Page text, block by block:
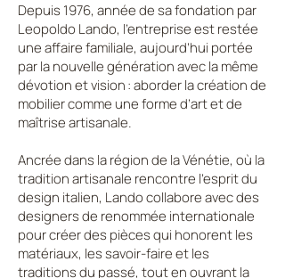
Depuis 1976, année de sa fondation par
Leopoldo Lando, l’entreprise est restée
une affaire familiale, aujourd’hui portée
par la nouvelle génération avec la même
dévotion et vision : aborder la création de
mobilier comme une forme d’art et de
maîtrise artisanale.
Ancrée dans la région de la Vénétie, où la
tradition artisanale rencontre l’esprit du
design italien, Lando collabore avec des
designers de renommée internationale
pour créer des pièces qui honorent les
matériaux, les savoir-faire et les
traditions du passé, tout en ouvrant la